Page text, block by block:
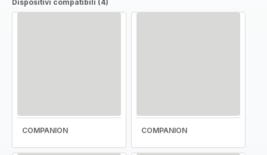
Dispositivi compatibili (4)
COMPANION COMPANION